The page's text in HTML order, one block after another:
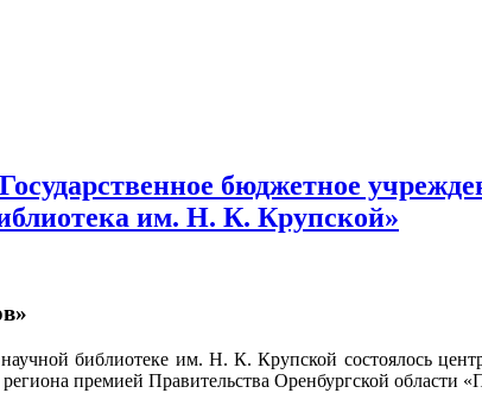
Государственное бюджетное
им. Н. К. Крупской»
библиотеке им. Н. К. Крупской состоялось
премией Правительства Оренбургской области